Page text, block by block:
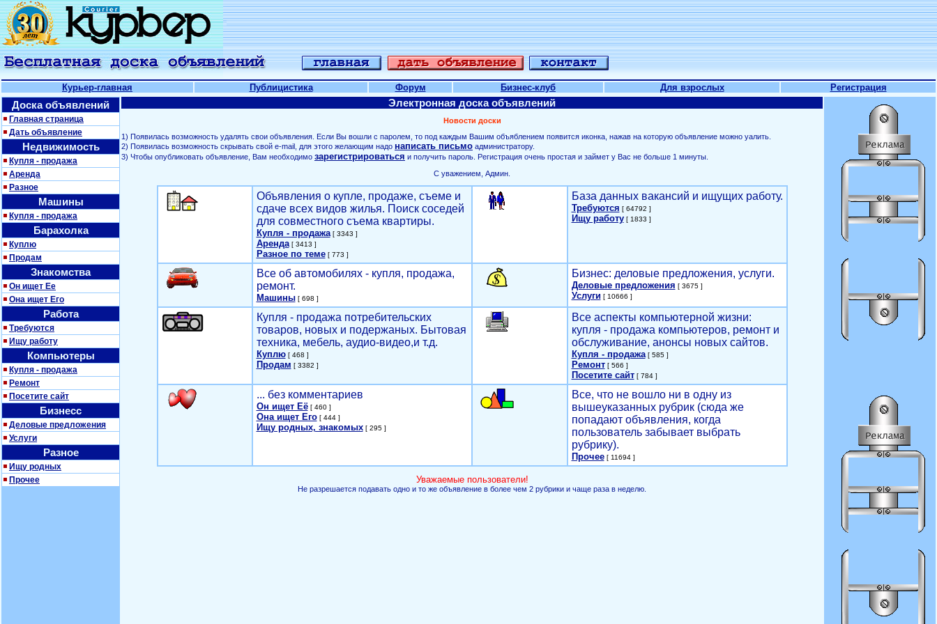
Курьер-главная Публицистика Форум Бизнес-клуб Для взрослых Регистрация
Доска объявлений
Главная страница
Дать объявление
Недвижимость
Купля - продажа
Аренда
Разное
Машины
Купля - продажа
Барахолка
Куплю
Продам
Знакомства
Он ищет Ее
Она ищет Его
Работа
Требуются
Ищу работу
Компьютеры
Купля - продажа
Ремонт
Посетите сайт
Бизнесс
Деловые предложения
Услуги
Разное
Ищу родных
Прочее
Электронная доска объявлений
Новости доски
1) Появилась возможность удалять свои объявления. Если Вы вошли с паролем, то под каждым Вашим объяблением появится иконка, нажав на которую объявление можно уалить.
2) Появилась возможность скрывать свой е-mail, для этого желающим надо написать письмо администратору.
3) Чтобы опубликовать объявление, Вам необходимо зарегистрироваться и получить пароль. Регистрация очень простая и займет у Вас не больше 1 минуты.
С уважением, Админ.
Объявления о купле, продаже, съеме и
сдаче всех видов жилья. Поиск соседей
для совместного съема квартиры.
Купля - продажа[ 3343 ]
Аренда[ 3413 ]
Разное по теме[ 773 ]
База данных вакансий и ищущих работу.
Требуются [ 64792 ]
Ищу работу[ 1833 ]
Все об автомобилях - купля, продажа,
ремонт.
Машины[ 698 ]
Бизнес: деловые предложения, услуги.
Деловые предложения [ 3675 ]
Услуги[ 10666 ]
Купля - продажа потребительских
товаров, новых и подержаных. Бытовая
техника, мебель, аудио-видео,и т.д.
Куплю[ 468 ]
Продам [ 3382 ]
Все аспекты компьютерной жизни:
купля - продажа компьютеров, ремонт и
обслуживание, анонсы новых сайтов.
Купля - продажа[ 585 ]
Ремонт[ 566 ]
Посетите сайт[ 784 ]
... без комментариев
Он ищет Её[ 460 ]
Она ищет Его[ 444 ]
Ищу родных, знакомых[ 295 ]
Все, что не вошло ни в одну из
вышеуказанных рубрик (сюда же
попадают объявления, когда
пользователь забывает выбрать
рубрику).
Прочее[ 11694 ]
Уважаемые пользователи!
Не разрешается подавать одно и то же объявление в более чем 2 рубрики и чаще раза в неделю.